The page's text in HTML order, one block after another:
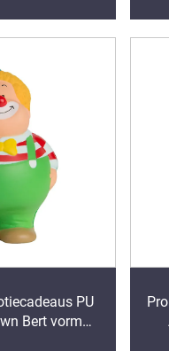
PU
Bert vorm